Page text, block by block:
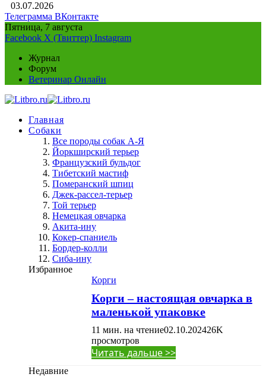
03.07.2026
Телеграмма ВКонтакте
Пятница, 7 августа
Facebook X (Твиттер) Instagram
Журнал
Форум
Ветеринар Онлайн
Главная
Собаки
Все породы собак А-Я
Йоркширский терьер
Французский бульдог
Тибетский мастиф
Померанский шпиц
Джек-рассел-терьер
Той терьер
Немецкая овчарка
Акита-ину
Кокер-спаниель
Бордер-колли
Сиба-ину
Избранное
Корги
Корги – настоящая овчарка в
маленькой упаковке
11 мин. на чтение02.10.202426K
просмотров
Читать дальше >>
Недавние